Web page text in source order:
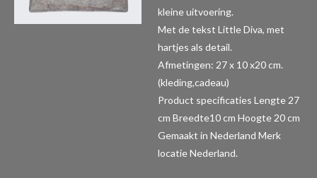
kleine uitvoering.
Met de tekst Little Diva, met
hartjes als detail.
Afmetingen: 27 x 10 x20 cm.
(kleding,cadeau)
Product specificaties Lengte 27
cm Breedte10 cm Hoogte 20 cm
Gemaakt in Nederland Merk
locatie Nederland.